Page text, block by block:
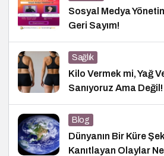
Sosyal Medya
Geri Sayım!
Sağlık
Kilo Vermek mi, Yağ
Sanıyoruz Ama Değil!
Blog
Dünyanın Bir Küre
Kanıtlayan Olaylar